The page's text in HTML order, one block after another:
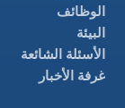
الوظائف
البيئة
الأسئلة الشائعة
غرفة الأخبار